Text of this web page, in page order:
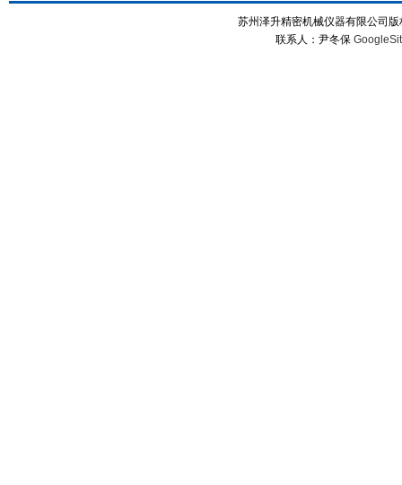
苏州泽升精密机械仪器有限公司
联系人：尹冬保